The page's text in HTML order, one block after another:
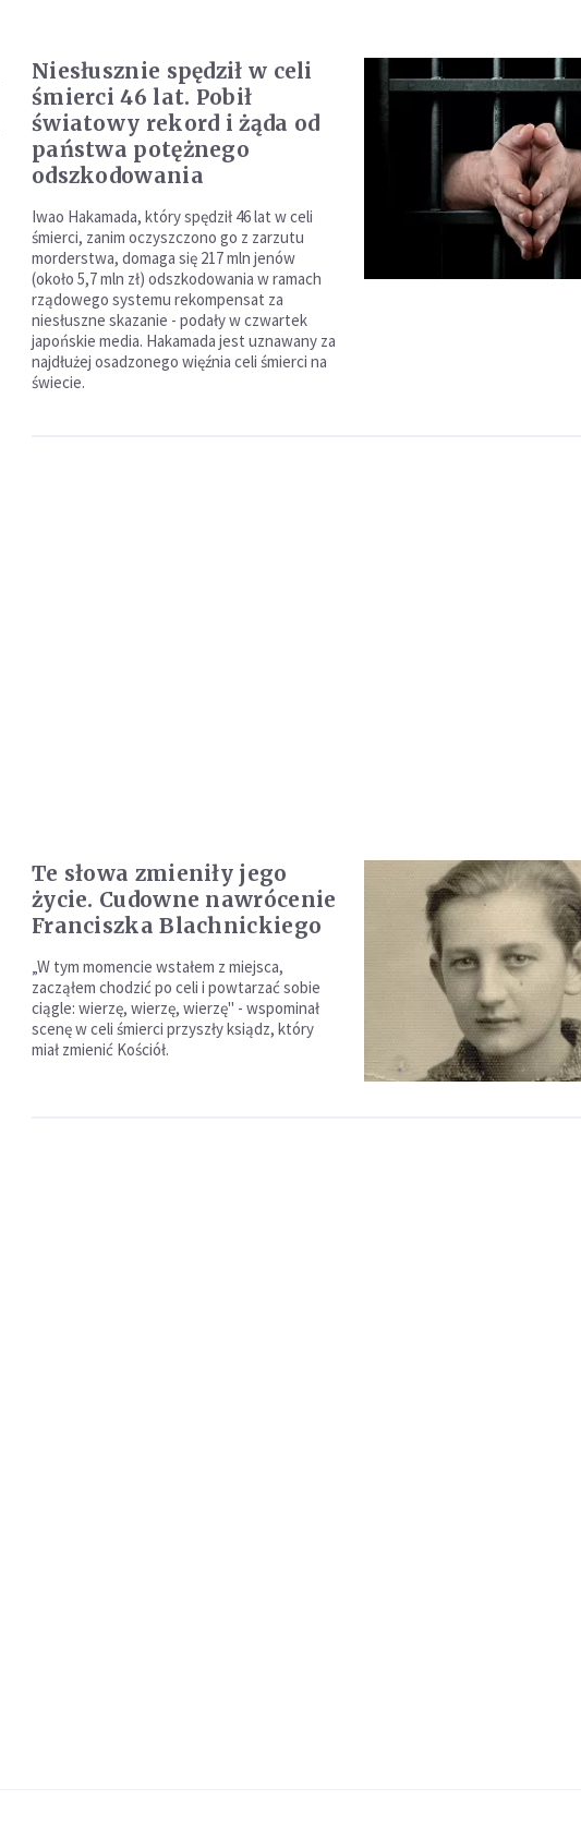
Niesłusznie spędził w celi
śmierci 46 lat. Pobił
światowy rekord i żąda od
państwa potężnego
odszkodowania
Iwao Hakamada, który spędził 46 lat w celi
śmierci, zanim oczyszczono go z zarzutu
morderstwa, domaga się 217 mln jenów
(około 5,7 mln zł) odszkodowania w ramach
rządowego systemu rekompensat za
niesłuszne skazanie - podały w czwartek
japońskie media. Hakamada jest uznawany za
najdłużej osadzonego więźnia celi śmierci na
świecie.
Te słowa zmieniły jego
życie. Cudowne nawrócenie
Franciszka Blachnickiego
„W tym momencie wstałem z miejsca,
zacząłem chodzić po celi i powtarzać sobie
ciągle: wierzę, wierzę, wierzę" - wspominał
scenę w celi śmierci przyszły ksiądz, który
miał zmienić Kościół.